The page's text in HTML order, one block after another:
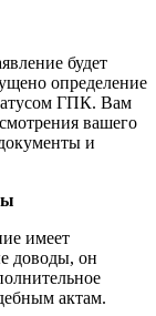
будет
определение
ГПК. Вам
вашего
и
имеет
доводы, он
актам.